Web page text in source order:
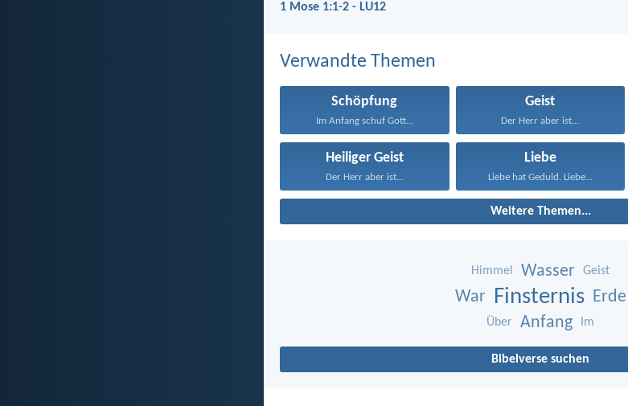
1 Mose 1:1-2 - LU12
Verwandte Themen
Schöpfung
Im Anfang schuf Gott...
Geist
Der Herr aber ist...
Heiliger Geist
Der Herr aber ist...
Liebe
Liebe hat Geduld. Liebe...
Weitere Themen...
Himmel Wasser Geist
War Finsternis Erde
Über Anfang Im
Bibelverse suchen